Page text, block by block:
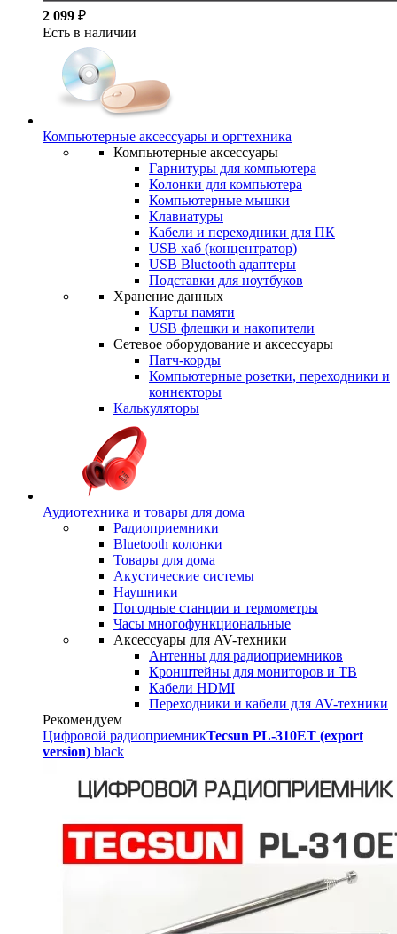
2 099 ₽
Есть в наличии
Компьютерные аксессуары и оргтехника
Компьютерные аксессуары
Гарнитуры для компьютера
Колонки для компьютера
Компьютерные мышки
Клавиатуры
Кабели и переходники для ПК
USB хаб (концентратор)
USB Bluetooth адаптеры
Подставки для ноутбуков
Хранение данных
Карты памяти
USB флешки и накопители
Сетевое оборудование и аксессуары
Патч-корды
Компьютерные розетки, переходники и
коннекторы
Калькуляторы
Аудиотехника и товары для дома
Радиоприемники
Bluetooth колонки
Товары для дома
Акустические системы
Наушники
Погодные станции и термометры
Часы многофункциональные
Аксессуары для AV-техники
Антенны для радиоприемников
Кронштейны для мониторов и ТВ
Кабели HDMI
Переходники и кабели для AV-техники
Рекомендуем
Цифровой радиоприемникTecsun PL-310ET (export
version) black